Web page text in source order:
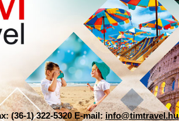
(36-1) 322-5320 E-mail:info@timtravel.hu